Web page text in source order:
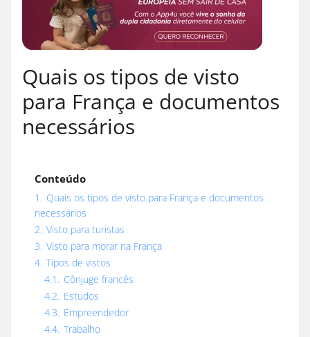
Quais os tipos de visto
para França e documentos
necessários
Conteúdo
1. Quais os tipos de visto para França e documentos
necessários
2. Visto para turistas
3. Visto para morar na França
4. Tipos de vistos
4.1. Cônjuge francês
4.2. Estudos
4.3. Empreendedor
4.4. Trabalho